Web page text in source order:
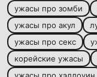
ужасы про зомби
ужасы про акул
ужасы про секс
корейские ужасы